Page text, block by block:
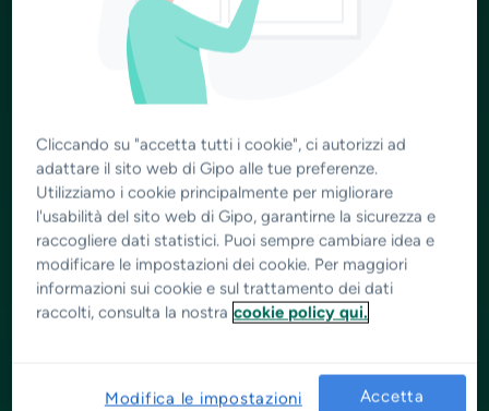
Cosa trovi in questo Case Study?
di questo centro medico, tra cui:
Cliccando su "accetta tutti i cookie", ci autorizzi ad
adattare il sito web di Gipo alle tue preferenze.
Utilizziamo i cookie principalmente per migliorare
l'usabilità del sito web di Gipo, garantirne la sicurezza e
raccogliere dati statistici. Puoi sempre cambiare idea e
modificare le impostazioni dei cookie. Per maggiori
informazioni sui cookie e sul trattamento dei dati
raccolti, consulta la nostra cookie policy qui.
Modifica le impostazioni Accetta